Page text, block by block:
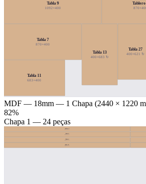
Tabla 9
1092×400
Tablero
Tabla 7
870×400
Tabla 11
683×400
Tabla 13
400×683 ↻
Tabla 27
400×621 ↻
MDF — 18mm — 1 Chapa (2440 × 1220
82%
Chapa 1 — 24 peças
Tablero 7
1415×58 ↻
Tabla 8
1415×57 ↻
1415×57 ↻
Tabla 10
1415×57 ↻